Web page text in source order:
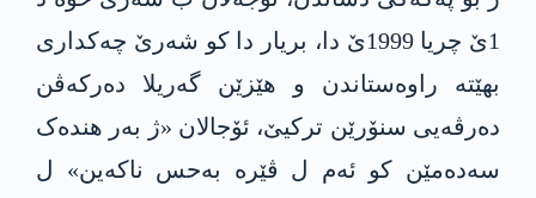
1ێ چریا 1999ێ دا، بریار دا کو شەرێ چەکداری
بهێتە راوەستاندن و ھێزێن گەریلا دەرکەڤن
دەرڤەیی سنۆرێن ترکیێ، ئۆجالان «ژ بەر ھندەک
سەدەمێن کو ئەم ل ڤێرە بەحس ناکەین» ل